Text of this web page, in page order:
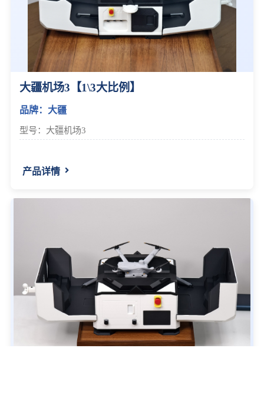
大疆机场3【1\3大比例】
品牌：大疆
型号：大疆机场3
产品详情